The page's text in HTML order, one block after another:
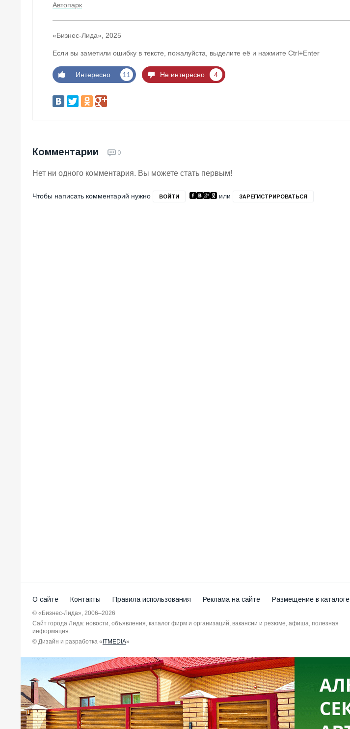
Автопарк
«Бизнес-Лида», 2025
Если вы заметили ошибку в тексте, пожалуйста, выделите её и нажмите Ctrl+Enter
Интересно 11 Не интересно 4
Комментарии 0
Нет ни одного комментария. Вы можете стать первым!
Чтобы написать комментарий нужно ВОЙТИ или ЗАРЕГИСТРИРОВАТЬСЯ
О сайте Контакты Правила использования Реклама на сайте Размещение в каталоге
© «Бизнес-Лида», 2006–2026
Сайт города Лида: новости, объявления, каталог фирм и организаций, вакансии и резюме, афиша, полезная
информация.
© Дизайн и разработка «ITMEDIA»